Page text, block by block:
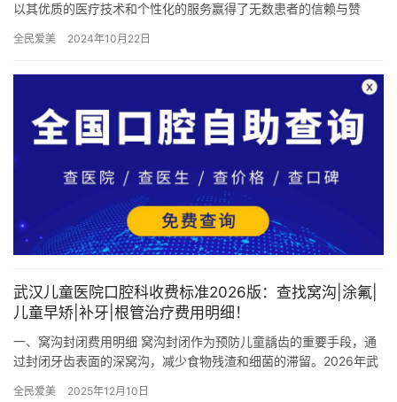
以其优质的医疗技术和个性化的服务赢得了无数患者的信赖与赞
技术力…
全民爱美 2024年10月22日
武汉儿童医院口腔科收费标准2026版：查找窝沟|涂氟|
儿童早矫|补牙|根管治疗费用明细！
一、窝沟封闭费用明细 窝沟封闭作为预防儿童龋齿的重要手段，通
过封闭牙齿表面的深窝沟，减少食物残渣和细菌的滞留。2026年武
全民爱美 2025年12月10日